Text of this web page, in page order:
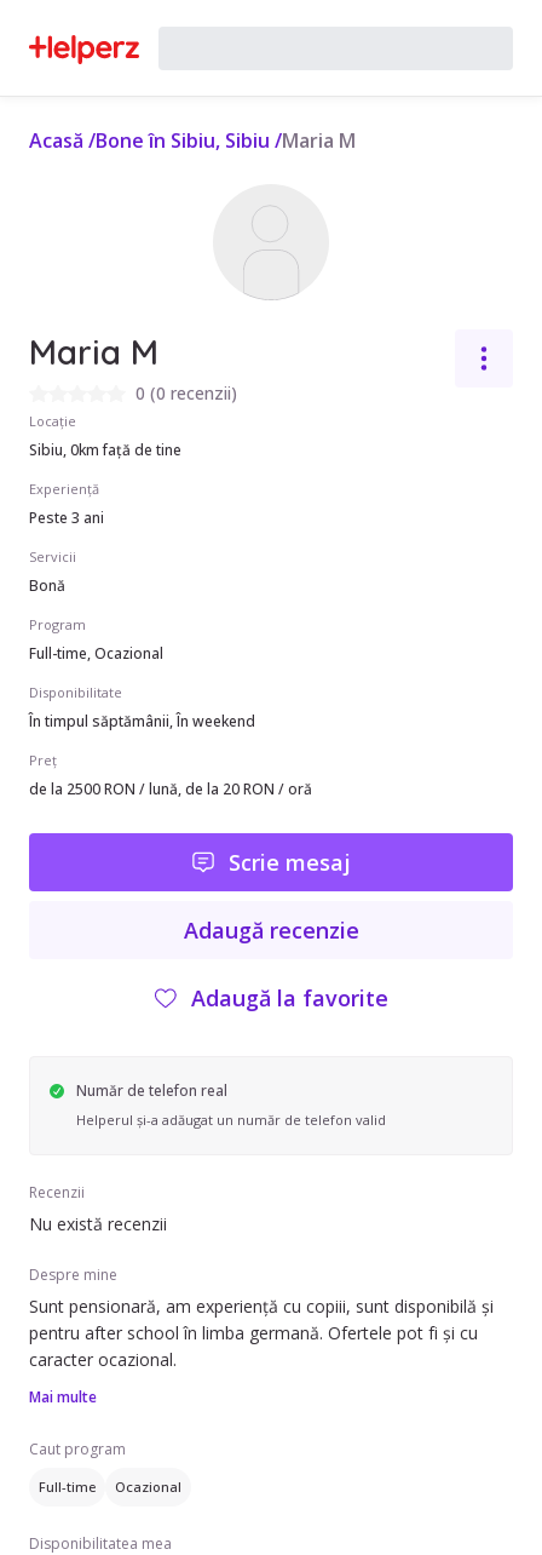
Acasă /Bone în Sibiu, Sibiu /Maria M
Maria M
0 (0 recenzii)
Locație
Sibiu, 0km față de tine
Experiență
Peste 3 ani
Servicii
Bonă
Program
Full-time, Ocazional
Disponibilitate
În timpul săptămânii, În weekend
Preț
de la 2500 RON / lună, de la 20 RON / oră
Scrie mesaj
Adaugă recenzie
Adaugă la favorite
Număr de telefon real
Helperul și-a adăugat un număr de telefon valid
Recenzii
Nu există recenzii
Despre mine
Sunt pensionară, am experiență cu copiii, sunt disponibilă și
pentru after school în limba germană. Ofertele pot fi și cu
caracter ocazional.
Mai multe
Caut program
Full-time Ocazional
Disponibilitatea mea